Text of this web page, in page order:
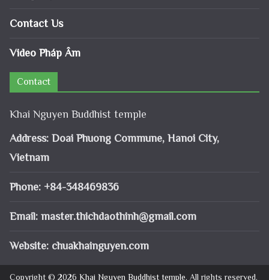
Contact Us
Video Pháp Âm
Contact
Khai Nguyen Buddhist temple
Address: Doai Phuong Commune, Hanoi City,
Vietnam
Phone: +84-348469836
Email: master.thichdaothinh@gmail.com
Website: chuakhainguyen.com
Copyright © 2026 Khai Nguyen Buddhist temple. All rights reserved.